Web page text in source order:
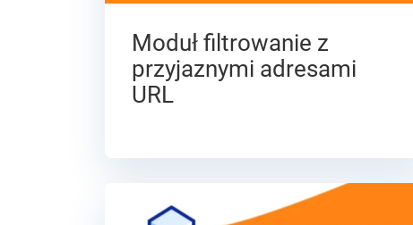
Moduł filtrowanie z
przyjaznymi adresami
URL